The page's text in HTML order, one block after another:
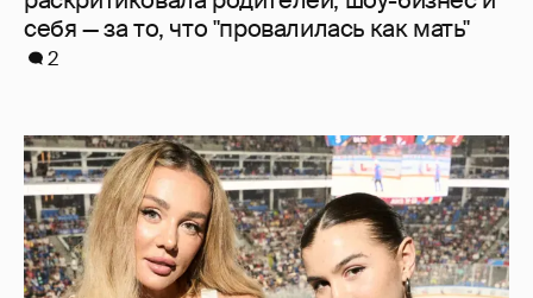
"Делать ли тест ДНК?". Анна Седокова
ответила на слухи о том, что не является
биологической матерью старшей дочери
8